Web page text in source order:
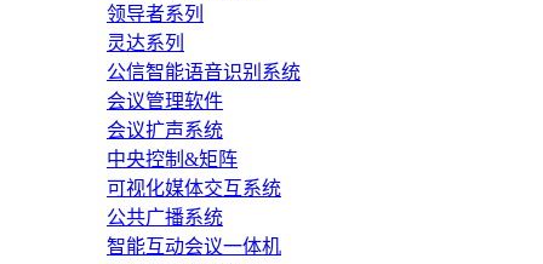
领导者系列
灵达系列
公信智能语音识别系统
会议管理软件
会议扩声系统
中央控制&矩阵
可视化媒体交互系统
公共广播系统
智能互动会议一体机